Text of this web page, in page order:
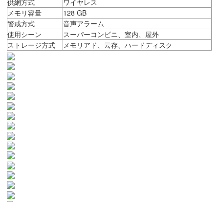
メモリ容量
128 GB
警戒方式
音声アラーム
使用シーン
スーパーコンビニ、室内、屋外
ストレージ方式
メモリアド、云存、ハードディスク